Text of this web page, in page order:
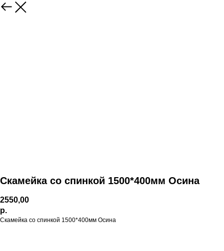
Скамейка со спинкой 1500*400мм Осина
2550,00
р.
Скамейка со спинкой 1500*400мм Осина